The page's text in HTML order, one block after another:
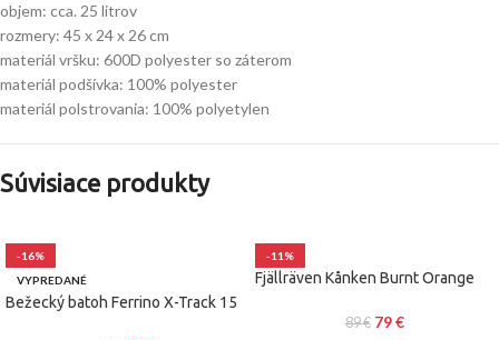
objem: cca. 25 litrov
rozmery: 45 x 24 x 26 cm
materiál vršku: 600D polyester so záterom
materiál podšívka: 100% polyester
materiál polstrovania: 100% polyetylen
Súvisiace produkty
-16%
VYPREDANÉ
Bežecký batoh Ferrino X-Track 15
-11%
Fjällräven Kånken Burnt Orange
89€ 79€